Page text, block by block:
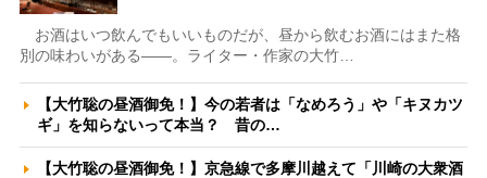
お酒はいつ飲んでもいいものだが、昼から飲むお酒にはまた格
別の味わいがある――。ライター・作家の大竹…
【大竹聡の昼酒御免！】今の若者は「なめろう」や「キヌカツ
ギ」を知らないって本当？ 昔の…
【大竹聡の昼酒御免！】京急線で多摩川越えて「川崎の大衆酒